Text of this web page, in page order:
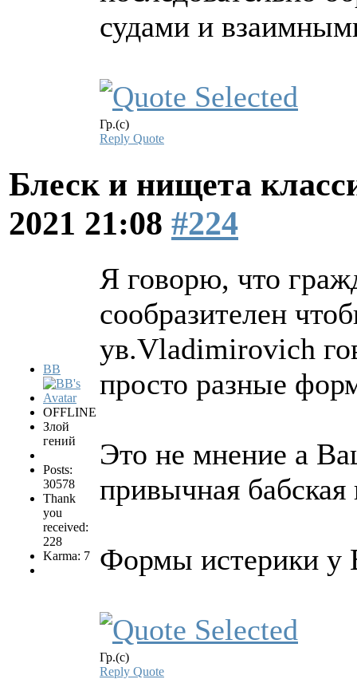
судами и
Гр.(с)
Reply Quote
Блеск и нищета
2021 21:08 #224
BB
OFFLINE
Злой
гений
Posts:
30578
Thank
you
received:
228
Karma: 7
Я говорю, что
сообразителен
ув.Vladimirovich
просто разные
Это не мнение а
привычная
Формы истерики у
Гр.(с)
Reply Quote